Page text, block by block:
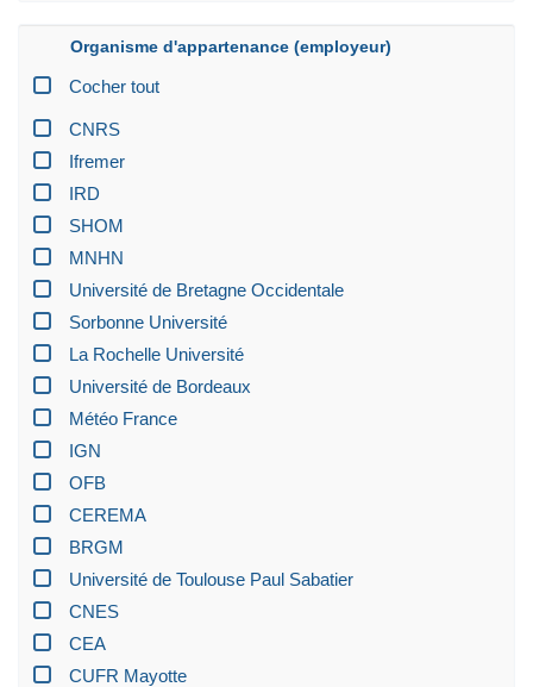
Organisme d'appartenance (employeur)
Cocher tout
CNRS
Ifremer
IRD
SHOM
MNHN
Université de Bretagne Occidentale
Sorbonne Université
La Rochelle Université
Université de Bordeaux
Météo France
IGN
OFB
CEREMA
BRGM
Université de Toulouse Paul Sabatier
CNES
CEA
CUFR Mayotte